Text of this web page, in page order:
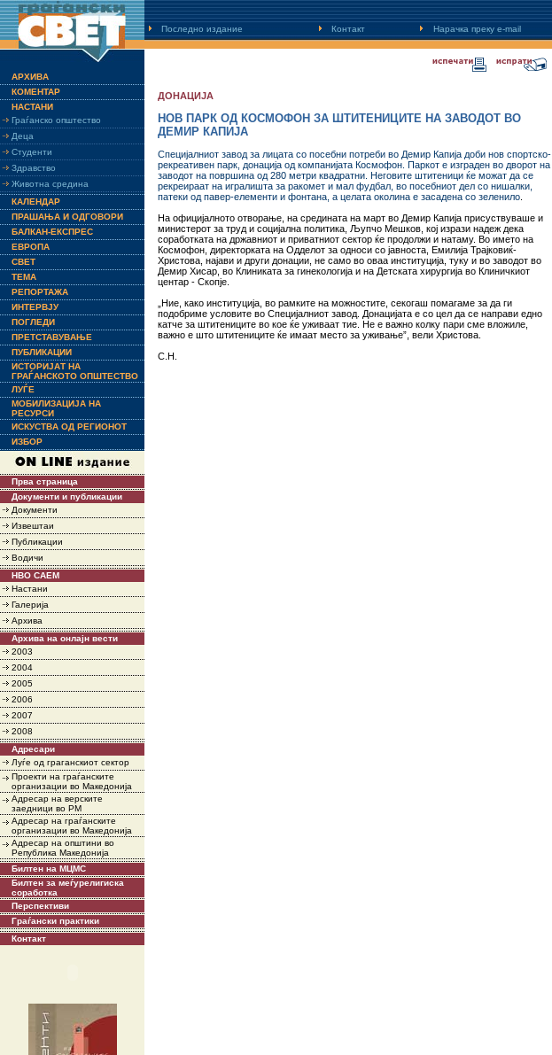
Последно издание Контакт Нарачка преку e-mail
АРХИВА
КОМЕНТАР
НАСТАНИ
Граѓанско општество
Деца
Студенти
Здравство
Животна средина
КАЛЕНДАР
ПРАШАЊА И ОДГОВОРИ
БАЛКАН-ЕКСПРЕС
ЕВРОПА
СВЕТ
ТЕМА
РЕПОРТАЖА
ИНТЕРВЈУ
ПОГЛЕДИ
ПРЕТСТАВУВАЊЕ
ПУБЛИКАЦИИ
ИСТОРИЈАТ НА
ГРАЃАНСКОТО ОПШТЕСТВО
ЛУЃЕ
МОБИЛИЗАЦИЈА НА
РЕСУРСИ
ИСКУСТВА ОД РЕГИОНОТ
ИЗБОР
Прва страница
Документи и публикации
Документи
Извештаи
Публикации
Водичи
НВО САЕМ
Настани
Галерија
Архива
Архива на онлајн вести
2003
2004
2005
2006
2007
2008
Адресари
Луѓе од граганскиот сектор
Проекти на граѓанските
организации во Македонија
Адресар на верските
заедници во РМ
Адресар на граѓанските
организации во Македонија
Адресар на општини во
Република Македонија
Билтен на МЦМС
Билтен за меѓурелигиска
соработка
Перспективи
Граѓански практики
Контакт
ДОНАЦИЈА
НОВ ПАРК ОД КОСМОФОН ЗА ШТИТЕНИЦИТЕ НА ЗАВОДОТ ВО
ДЕМИР КАПИЈА
Специјалниот завод за лицата со посебни потреби во Демир Капија доби нов спортско-
рекреативен парк, донација од компанијата Космофон. Паркот е изграден во дворот на
заводот на површина од 280 метри квадратни. Неговите штитеници ќе можат да се
рекреираат на игралишта за ракомет и мал фудбал, во посебниот дел со нишалки,
патеки од павер-елементи и фонтана, а целата околина е засадена со зеленило
На официјалното отворање, на средината на март во Демир Капија присуствуваше и
министерот за труд и социјална политика, Љупчо Мешков, кој изрази надеж дека
соработката на државниот и приватниот сектор ќе продолжи и натаму. Во името на
Космофон, директорката на Одделот за односи со јавноста, Емилија Трајковиќ-
Христова, најави и други донации, не само во оваа институција, туку и во заводот во
Демир Хисар, во Клиниката за гинекологија и на Детската хирургија во Клиничкиот
центар - Скопје.
„Ние, како институција, во рамките на можностите, секогаш помагаме за да ги
подобриме условите во Специјалниот завод. Донацијата е со цел да се направи едно
катче за штитениците во кое ќе уживаат тие. Не е важно колку пари сме вложиле,
важно е што штитениците ќе имаат место за уживање”, вели Христова.
С.Н.